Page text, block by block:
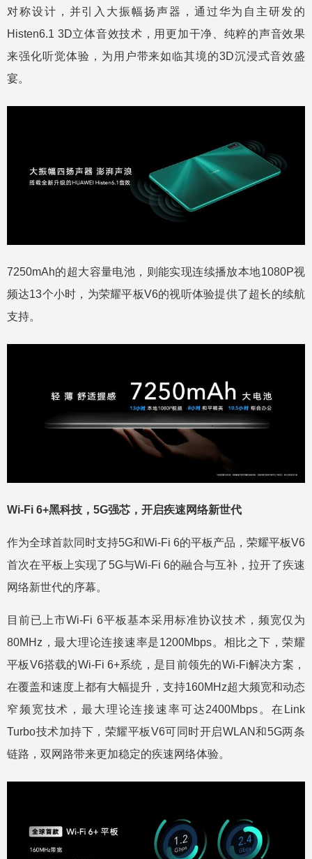
对称设计，并引入大振幅扬声器，通过华为自主研发的
Histen6.1 3D立体音效技术，用更加干净、纯粹的声音效果
来强化听觉体验，为用户带来如临其境的3D沉浸式音效盛
宴。
7250mAh的超大容量电池，则能实现连续播放本地1080P视
频达13个小时，为荣耀平板V6的视听体验提供了超长的续航
支持。
Wi-Fi 6+黑科技，5G强芯，开启疾速网络新世代
作为全球首款同时支持5G和Wi-Fi 6的平板产品，荣耀平板V6
首次在平板上实现了5G与Wi-Fi 6的融合与互补，拉开了疾速
网络新世代的序幕。
目前已上市Wi-Fi 6平板基本采用标准协议技术，频宽仅为
80MHz，最大理论连接速率是1200Mbps。相比之下，荣耀
平板V6搭载的Wi-Fi 6+系统，是目前领先的Wi-Fi解决方案，
在覆盖和速度上都有大幅提升，支持160MHz超大频宽和动态
窄频宽技术，最大理论连接速率可达2400Mbps。在Link
Turbo技术加持下，荣耀平板V6可同时开启WLAN和5G两条
链路，双网路带来更加稳定的疾速网络体验。